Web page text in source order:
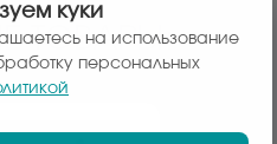
ТОВАРЫ:
куки
на использование
персональных